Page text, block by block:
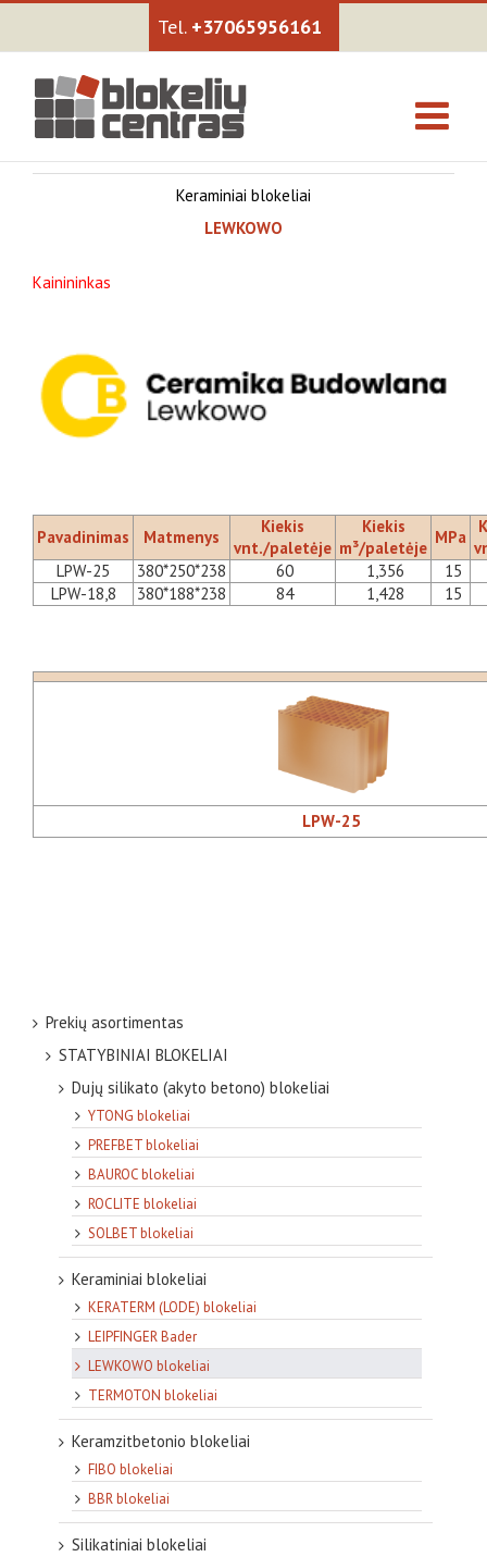
+37065956161
Keraminiai blokeliai
LEWKOWO
Kainininkas
Pavadinimas Matmenys
Kiekis
vnt./paletėje
Kiekis
m³/paletėje
MPa
LPW-25
380*250*238 60 1,356
15
LPW-18,8
380*188*238 84 1,428 15
LPW-25
Prekių asortimentas
STATYBINIAI BLOKELIAI
Dujų silikato (akyto betono) blokeliai
YTONG blokeliai
PREFBET blokeliai
BAUROC blokeliai
ROCLITE blokeliai
SOLBET blokeliai
Keraminiai blokeliai
KERATERM (LODE) blokeliai
LEIPFINGER Bader
LEWKOWO blokeliai
TERMOTON blokeliai
Keramzitbetonio blokeliai
FIBO blokeliai
BBR blokeliai
Silikatiniai blokeliai